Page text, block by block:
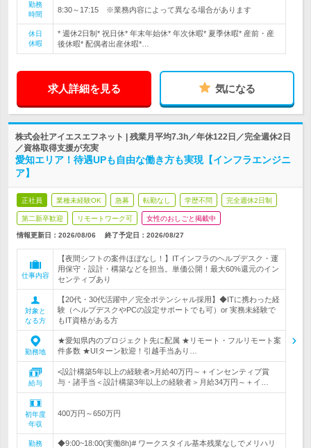
勤務
時間
8:30～17:15 ※業務内容によって異なる場合があります
休日
休暇
* 週休2日制* 祝日休* 年末年始休* 年次休暇* 夏季休暇* 産前・産
後休暇* 配偶者出産休暇*…
求人詳細を見る 気になる
株式会社アイエスエフネット | 残業月平均7.3h／年休122日／完全週休2日
／資格取得支援が充実
愛知エリア！待遇UPも自由な働き方も実現【インフラエンジニ
ア】
正社員 業種未経験OK 急募 転勤なし 学歴不問 完全週休2日制
第二新卒歓迎 リモートワーク可 女性のおしごと掲載中
情報更新日：2026/08/06 終了予定日： 2026/08/27
仕事内容
【夜間シフトの案件ほぼなし！】ITインフラのヘルプデスク・運
用保守・設計・構築などを担当。単価公開！最大60%還元のイン
センティブあり
対象と
なる方
【20代・30代活躍中／完全ポテンシャル採用】◆ITに携わった経
験（ヘルプデスクやPCの設定サポートでも可）or 実務未経験で
もIT資格がある方
勤務地
★愛知県内のプロジェクト先に配属 ★リモート・フルリモート案
件多数 ★UIターン歓迎！引越手当あり…
給与
<設計構築5年以上の経験者>月給40万円～＋インセンティブ賞
与・諸手当＜設計構築3年以上の経験者＞月給34万円～＋イ…
初年度
年収
400万円～650万円
勤務
◆9:00~18:00(実働8h)# ワークスタイル基本残業なしでメリハリ